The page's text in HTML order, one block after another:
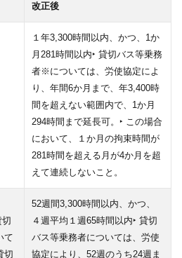
改正後
１年3,300時間以内、かつ、1か
月281時間以内‣ 貸切バス等乗務
者※については、労使協定によ
り、年間6か月まで、年3,400時
間を超えない範囲内で、1か月
294時間まで延長可。‣ この場合
において、１か月の拘束時間が
281時間を超える月が4か月を超
えて連続しないこと。
切
て
切
52週間3,300時間以内、かつ、
４週平均１週65時間以内‣ 貸切
バス等乗務者については、労使
協定により、52週のうち24週ま